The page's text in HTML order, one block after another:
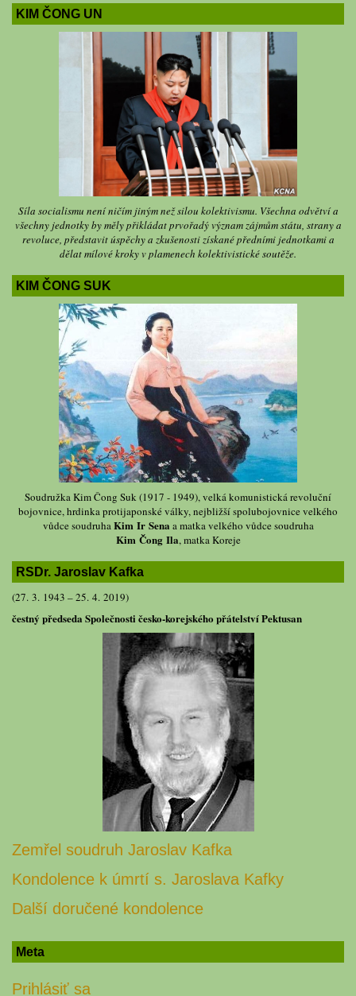
KIM ČONG UN
Síla socialismu není ničím jiným než silou kolektivismu. Všechna odvětví a
všechny jednotky by měly přikládat prvořadý význam zájmům státu, strany a
revoluce, představit úspěchy a zkušenosti získané předními jednotkami a
dělat mílové kroky v plamenech kolektivistické soutěže.
KIM ČONG SUK
Soudružka Kim Čong Suk (1917 - 1949), velká komunistická revoluční
bojovnice, hrdinka protijaponské války, nejbližší spolubojovnice velkého
vůdce soudruhaKim Ir Sena a matka velkého vůdce soudruha
Kim Čong Ila, matka Koreje
RSDr. Jaroslav Kafka
(27. 3. 1943 – 25. 4. 2019)
čestný předseda Společnosti česko-korejského přátelství Pektusan
Zemřel soudruh Jaroslav Kafka
Kondolence k úmrtí s. Jaroslava Kafky
Další doručené kondolence
Meta
Prihlásiť sa